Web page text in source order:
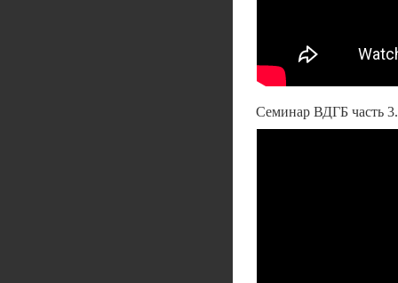
Семинар ВДГБ часть